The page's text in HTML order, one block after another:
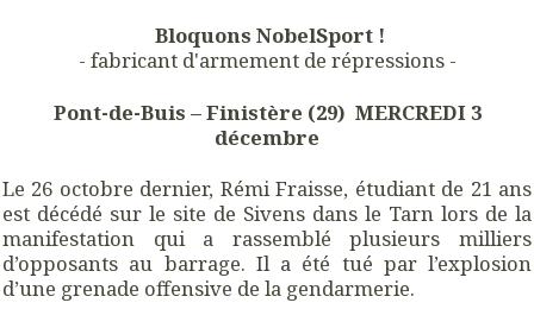
Bloquons NobelSport !
- fabricant d'armement de répressions -
Pont-de-Buis – Finistère (29) MERCREDI 3
décembre
Le 26 octobre dernier, Rémi Fraisse, étudiant de 21 ans
est décédé sur le site de Sivens dans le Tarn lors de la
manifestation qui a rassemblé plusieurs milliers
d’opposants au barrage. Il a été tué par l’explosion
d’une grenade offensive de la gendarmerie.